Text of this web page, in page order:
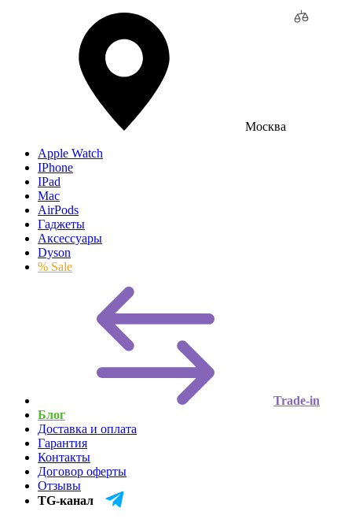
Москва
Apple Watch
IPhone
IPad
Mac
AirPods
Гаджеты
Аксессуары
Dyson
% Sale
Trade-in
Блог
Доставка и оплата
Гарантия
Контакты
Договор оферты
Отзывы
TG-канал